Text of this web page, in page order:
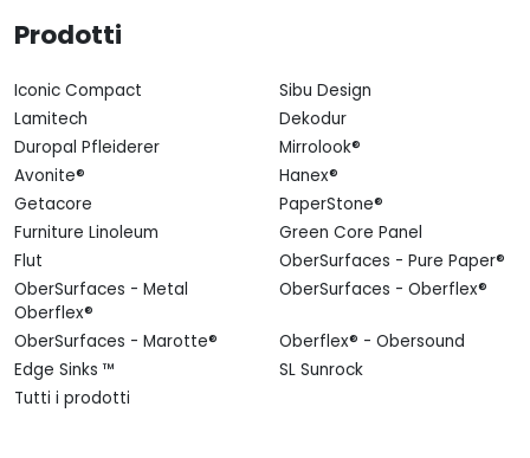
Prodotti
Iconic Compact
Sibu Design
Lamitech
Dekodur
Duropal Pfleiderer
Mirrolook®
Avonite®
Hanex®
Getacore
PaperStone®
Furniture Linoleum
Green Core Panel
Flut
OberSurfaces - Pure Paper®
OberSurfaces - Metal
Oberflex®
OberSurfaces - Oberflex®
OberSurfaces - Marotte®
Oberflex® - Obersound
Edge Sinks ™
SL Sunrock
Tutti i prodotti